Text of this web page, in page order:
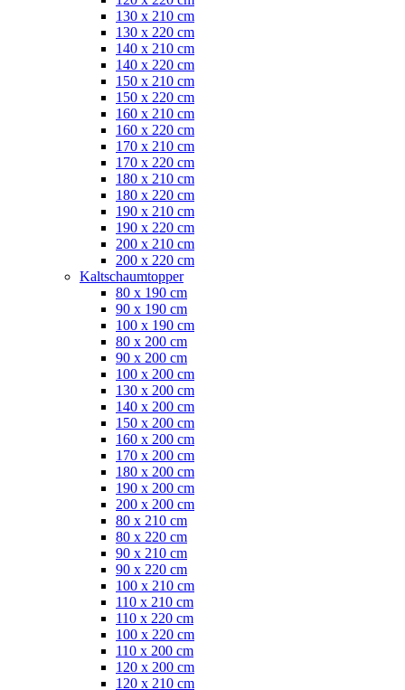
130 x 210 cm
130 x 220 cm
140 x 210 cm
140 x 220 cm
150 x 210 cm
150 x 220 cm
160 x 210 cm
160 x 220 cm
170 x 210 cm
170 x 220 cm
180 x 210 cm
180 x 220 cm
190 x 210 cm
190 x 220 cm
200 x 210 cm
200 x 220 cm
Kaltschaumtopper
80 x 190 cm
90 x 190 cm
100 x 190 cm
80 x 200 cm
90 x 200 cm
100 x 200 cm
130 x 200 cm
140 x 200 cm
150 x 200 cm
160 x 200 cm
170 x 200 cm
180 x 200 cm
190 x 200 cm
200 x 200 cm
80 x 210 cm
80 x 220 cm
90 x 210 cm
90 x 220 cm
100 x 210 cm
110 x 210 cm
110 x 220 cm
100 x 220 cm
110 x 200 cm
120 x 200 cm
120 x 210 cm